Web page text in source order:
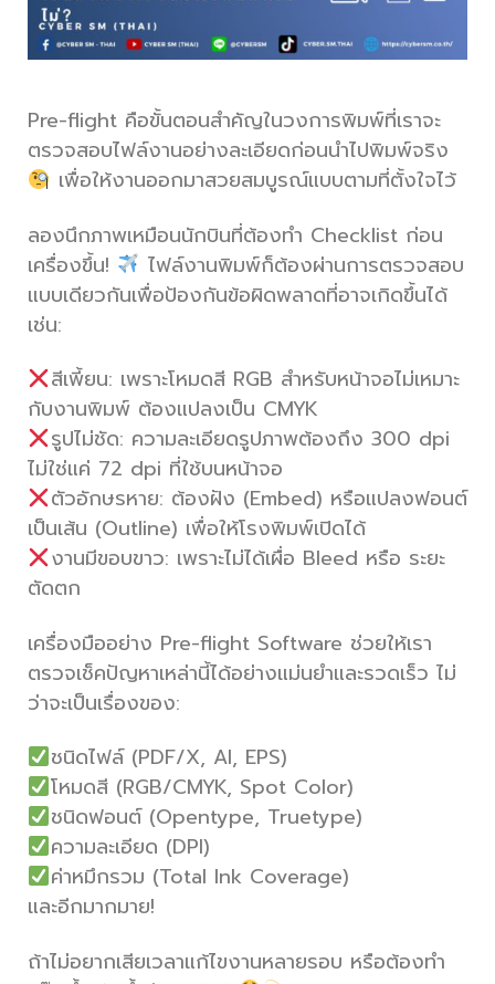
Pre-flight คือขั้นตอนสำคัญในวงการพิมพ์ที่เราจะ
ตรวจสอบไฟล์งานอย่างละเอียดก่อนนำไปพิมพ์จริง
เพื่อให้งานออกมาสวยสมบูรณ์แบบตามที่ตั้งใจไว้
ลองนึกภาพเหมือนนักบินที่ต้องทำ Checklist ก่อน
เครื่องขึ้น!
ไฟล์งานพิมพ์ก็ต้องผ่านการตรวจสอบ
แบบเดียวกันเพื่อป้องกันข้อผิดพลาดที่อาจเกิดขึ้นได้
เช่น:
สีเพี้ยน: เพราะโหมดสี RGB สำหรับหน้าจอไม่เหมาะ
กับงานพิมพ์ ต้องแปลงเป็น CMYK
รูปไม่ชัด: ความละเอียดรูปภาพต้องถึง 300 dpi
ไม่ใช่แค่ 72 dpi ที่ใช้บนหน้าจอ
ตัวอักษรหาย: ต้องฝัง (Embed) หรือแปลงฟอนต์
เป็นเส้น (Outline) เพื่อให้โรงพิมพ์เปิดได้
งานมีขอบขาว: เพราะไม่ได้เผื่อ Bleed หรือ ระยะ
ตัดตก
เครื่องมืออย่าง Pre-flight Software ช่วยให้เรา
ตรวจเช็คปัญหาเหล่านี้ได้อย่างแม่นยำและรวดเร็ว ไม่
ว่าจะเป็นเรื่องของ:
ชนิดไฟล์ (PDF/X, AI, EPS)
โหมดสี (RGB/CMYK, Spot Color)
ชนิดฟอนต์ (Opentype, Truetype)
ความละเอียด (DPI)
ค่าหมึกรวม (Total Ink Coverage)
และอีกมากมาย!
ถ้าไม่อยากเสียเวลาแก้ไขงานหลายรอบ หรือต้องทำ